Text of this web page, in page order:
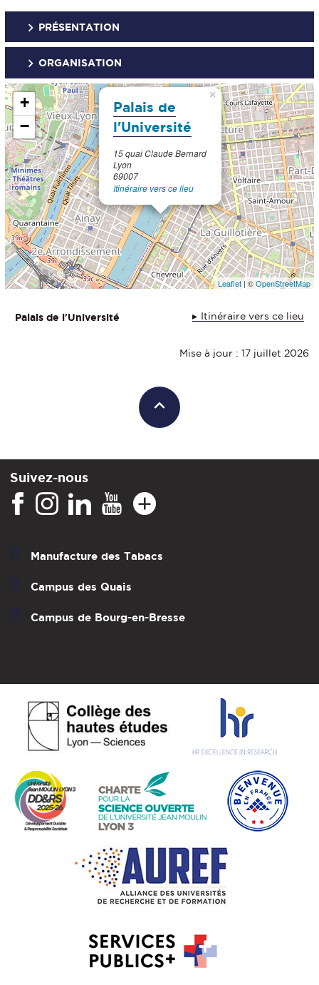
PRÉSENTATION
ORGANISATION
Palais de
l'Université
15 quai Claude Bernard
Lyon
69007
Itinéraire vers ce lieu
×
+
−
Leaflet| ©OpenStreetMap
Itinéraire vers ce lieu
Palais de l'Université
Mise à jour : 17 juillet 2026
Suivez-nous
Manufacture des Tabacs
Campus des Quais
Campus de Bourg-en-Bresse